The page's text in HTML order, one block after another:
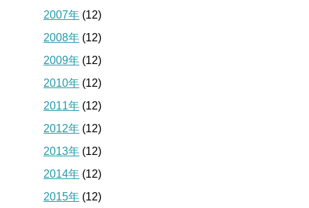
2007年 (12)
2008年 (12)
2009年 (12)
2010年 (12)
2011年 (12)
2012年 (12)
2013年 (12)
2014年 (12)
2015年 (12)